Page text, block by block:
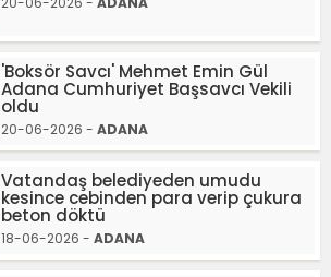
'Boksör Savcı' Mehmet Emin Gül
Adana Cumhuriyet Başsavcı Vekili
oldu
20-06-2026 - ADANA
Vatandaş belediyeden umudu
kesince cebinden para verip çukura
beton döktü
18-06-2026 - ADANA